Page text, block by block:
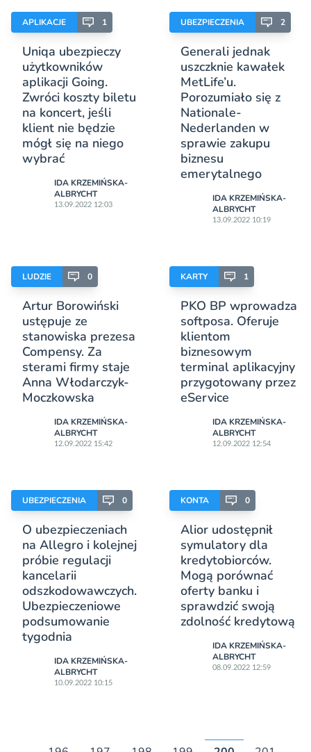
APLIKACJE 1
Uniqa ubezpieczy
użytkowników
aplikacji Going.
Zwróci koszty biletu
na koncert, jeśli
klient nie będzie
mógł się na niego
wybrać
IDA KRZEMIŃSKA-
ALBRYCHT
13.09.2022 12:03
UBEZPIECZENIA 2
Generali jednak
uszczknie kawałek
MetLife’u.
Porozumiało się z
Nationale-
Nederlanden w
sprawie zakupu
biznesu
emerytalnego
IDA KRZEMIŃSKA-
ALBRYCHT
13.09.2022 10:19
LUDZIE 0
Artur Borowiński
ustępuje ze
stanowiska prezesa
Compensy. Za
sterami firmy staje
Anna Włodarczyk-
Moczkowska
IDA KRZEMIŃSKA-
ALBRYCHT
12.09.2022 15:42
KARTY 1
PKO BP wprowadza
softposa. Oferuje
klientom
biznesowym
terminal aplikacyjny
przygotowany przez
eService
IDA KRZEMIŃSKA-
ALBRYCHT
12.09.2022 12:54
UBEZPIECZENIA 0
O ubezpieczeniach
na Allegro i kolejnej
próbie regulacji
kancelarii
odszkodowawczych.
Ubezpieczeniowe
podsumowanie
tygodnia
IDA KRZEMIŃSKA-
ALBRYCHT
10.09.2022 10:15
KONTA 0
Alior udostępnił
symulatory dla
kredytobiorców.
Mogą porównać
oferty banku i
sprawdzić swoją
zdolność kredytową
IDA KRZEMIŃSKA-
ALBRYCHT
08.09.2022 12:59